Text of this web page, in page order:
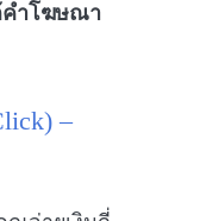
คำโฆษณา
–